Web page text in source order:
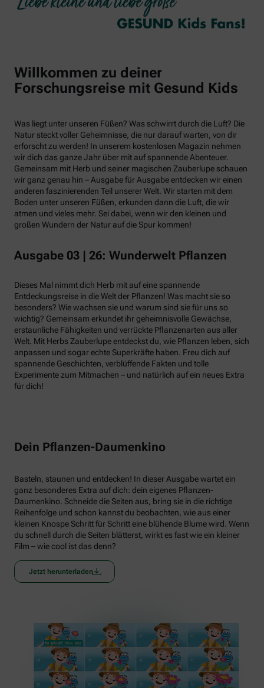
Willkommen zu deiner
Forschungsreise mit Gesund Kids
Was liegt unter unseren Füßen? Was schwirrt durch die Luft? Die
Natur steckt voller Geheimnisse, die nur darauf warten, von dir
erforscht zu werden! In unserem kostenlosen Magazin nehmen
wir dich das ganze Jahr über mit auf spannende Abenteuer.
Gemeinsam mit Herb und seiner magischen Zauberlupe schauen
wir ganz genau hin – Ausgabe für Ausgabe entdecken wir einen
anderen faszinierenden Teil unserer Welt. Wir starten mit dem
Boden unter unseren Füßen, erkunden dann die Luft, die wir
atmen und vieles mehr. Sei dabei, wenn wir den kleinen und
großen Wundern der Natur auf die Spur kommen!
Ausgabe 03 | 26: Wunderwelt Pflanzen
Dieses Mal nimmt dich Herb mit auf eine spannende
Entdeckungsreise in die Welt der Pflanzen! Was macht sie so
besonders? Wie wachsen sie und warum sind sie für uns so
wichtig? Gemeinsam erkundet ihr geheimnisvolle Gewächse,
erstaunliche Fähigkeiten und verrückte Pflanzenarten aus aller
Welt. Mit Herbs Zauberlupe entdeckst du, wie Pflanzen leben, sich
anpassen und sogar echte Superkräfte haben. Freu dich auf
spannende Geschichten, verblüffende Fakten und tolle
Experimente zum Mitmachen – und natürlich auf ein neues Extra
für dich!
Dein Pflanzen-Daumenkino
Basteln, staunen und entdecken! In dieser Ausgabe wartet ein
ganz besonderes Extra auf dich: dein eigenes Pflanzen-
Daumenkino. Schneide die Seiten aus, bring sie in die richtige
Reihenfolge und schon kannst du beobachten, wie aus einer
kleinen Knospe Schritt für Schritt eine blühende Blume wird. Wenn
du schnell durch die Seiten blätterst, wirkt es fast wie ein kleiner
Film – wie cool ist das denn?
Jetzt herunterladen